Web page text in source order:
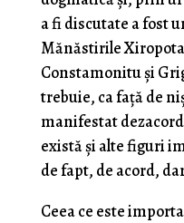
a fi discutate a fost
Mănăstirile
Constamonitu și
trebuie, ca față de
manifestat
există și alte figuri
de fapt, de acord,
Ceea ce este